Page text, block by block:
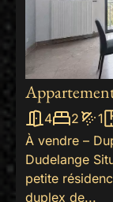
4 2 1
À vendre –
Dudelange
petite
duplex de...